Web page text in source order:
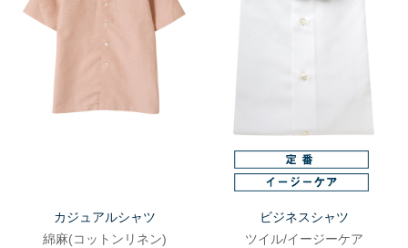
カジュアルシャツ
綿麻(コットンリネン)
ビジネスシャツ
ツイル/イージーケア